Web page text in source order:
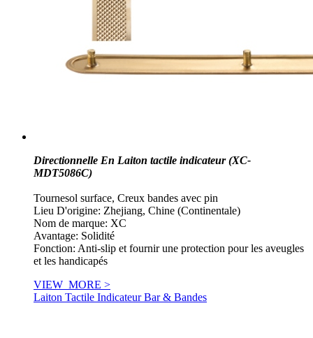
Directionnelle En Laiton tactile indicateur (XC-
MDT5086C)
Tournesol surface, Creux bandes avec pin
Lieu D'origine: Zhejiang, Chine (Continentale)
Nom de marque: XC
Avantage: Solidité
Fonction: Anti-slip et fournir une protection pour les aveugles
et les handicapés
VIEW_MORE >
Laiton Tactile Indicateur Bar & Bandes